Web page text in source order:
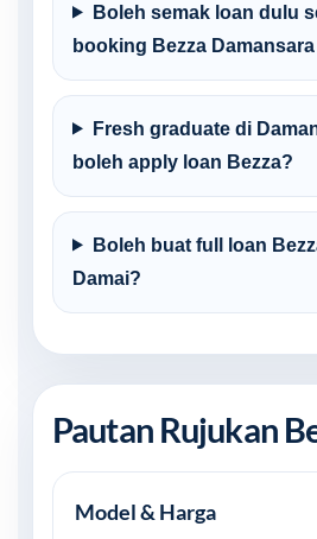
Boleh semak loan dulu
booking Bezza
Fresh graduate di
boleh apply loan Bezza?
Boleh buat full loan
Damai?
Pautan Rujukan
Model & Harga